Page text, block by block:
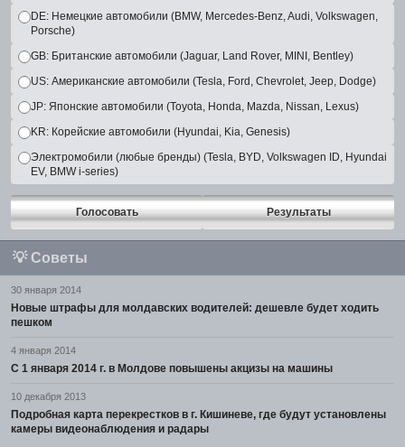
DE: Немецкие автомобили (BMW, Mercedes-Benz, Audi, Volkswagen,
Porsche)
GB: Британские автомобили (Jaguar, Land Rover, MINI, Bentley)
US: Американские автомобили (Tesla, Ford, Chevrolet, Jeep, Dodge)
JP: Японские автомобили (Toyota, Honda, Mazda, Nissan, Lexus)
KR: Корейские автомобили (Hyundai, Kia, Genesis)
Электромобили (любые бренды) (Tesla, BYD, Volkswagen ID, Hyundai
EV, BMW i-series)
Голосовать Результаты
💡 Советы
30 января 2014
Новые штрафы для молдавских водителей: дешевле будет ходить
пешком
4 января 2014
С 1 января 2014 г. в Молдове повышены акцизы на машины
10 декабря 2013
Подробная карта перекрестков в г. Кишиневе, где будут установлены
камеры видеонаблюдения и радары